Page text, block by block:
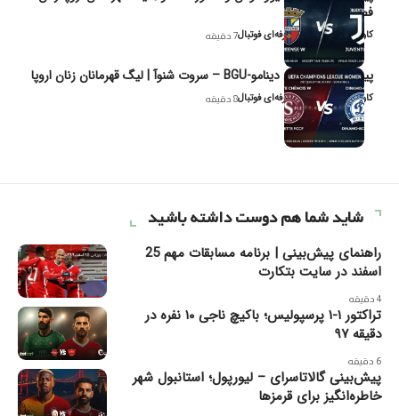
فصل ۲۰۲۶
کاوه نیک‌فر، تحلیل‌گر حرفه‌ای فوتبال7 دقیقه
پیش‌بینی و تحلیل دینامو-BGU – سروت شنوآ | لیگ قهرمانان زنان اروپا
کاوه نیک‌فر، تحلیل‌گر حرفه‌ای فوتبال8 دقیقه
شاید شما هم دوست داشته باشید
راهنمای پیش‌بینی | برنامه مسابقات مهم 25
اسفند در سایت بتکارت
4 دقیقه
تراکتور ۱-۱ پرسپولیس؛ باکیچ ناجی ۱۰ نفره در
دقیقه ۹۷
6 دقیقه
پیش‌بینی گالاتاسرای – لیورپول؛ استانبول شهر
خاطره‌انگیز برای قرمزها